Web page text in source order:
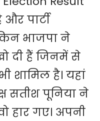
पार्टी
भाजपा ने
दी हैं जिनमें से
शामिल है। यहां
सतीश पूनिया ने
हार गए। अपनी